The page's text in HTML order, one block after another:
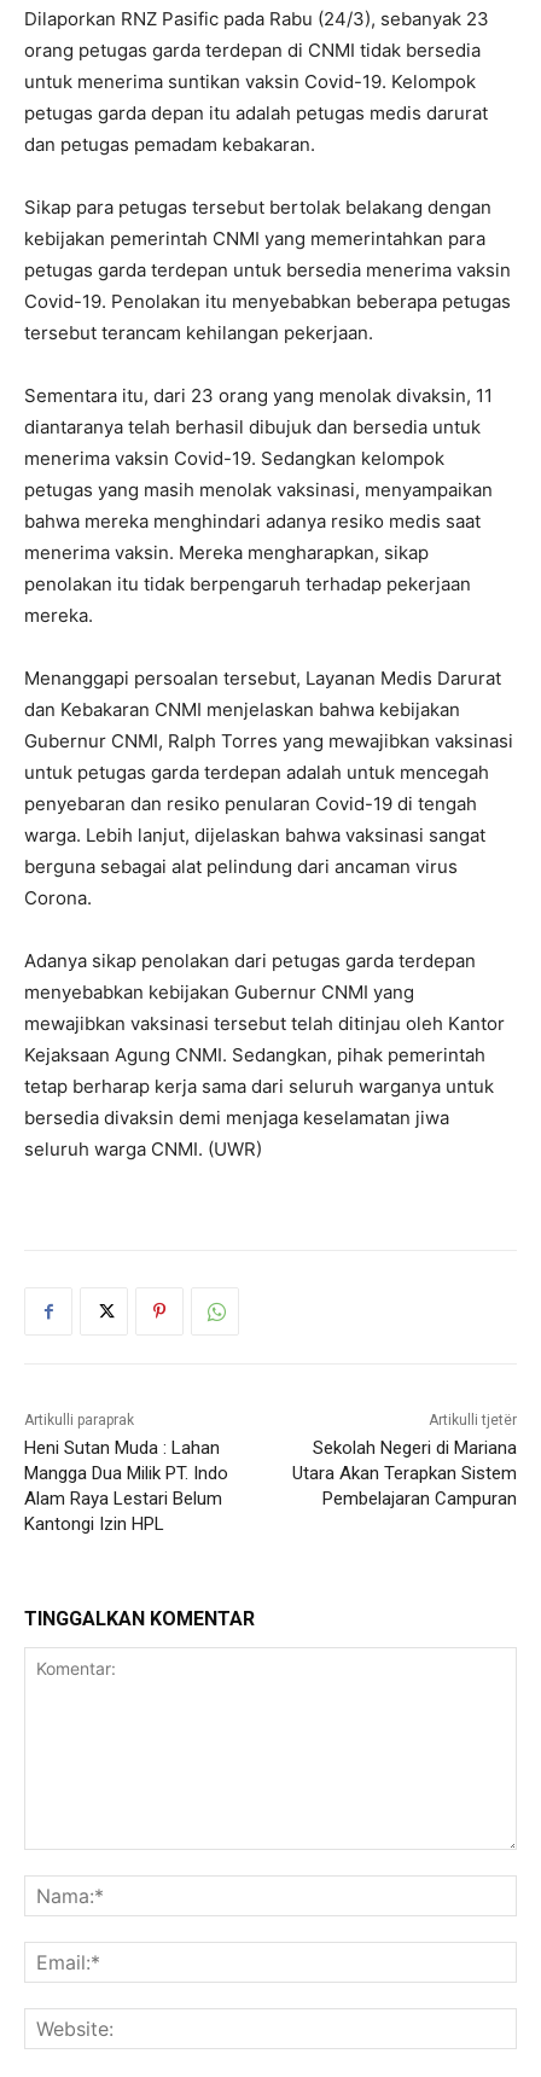
Dilaporkan RNZ Pasific pada Rabu (24/3), sebanyak 23
orang petugas garda terdepan di CNMI tidak bersedia
untuk menerima suntikan vaksin Covid-19. Kelompok
petugas garda depan itu adalah petugas medis darurat
dan petugas pemadam kebakaran.
Sikap para petugas tersebut bertolak belakang dengan
kebijakan pemerintah CNMI yang memerintahkan para
petugas garda terdepan untuk bersedia menerima vaksin
Covid-19. Penolakan itu menyebabkan beberapa petugas
tersebut terancam kehilangan pekerjaan.
Sementara itu, dari 23 orang yang menolak divaksin, 11
diantaranya telah berhasil dibujuk dan bersedia untuk
menerima vaksin Covid-19. Sedangkan kelompok
petugas yang masih menolak vaksinasi, menyampaikan
bahwa mereka menghindari adanya resiko medis saat
menerima vaksin. Mereka mengharapkan, sikap
penolakan itu tidak berpengaruh terhadap pekerjaan
mereka.
Menanggapi persoalan tersebut, Layanan Medis Darurat
dan Kebakaran CNMI menjelaskan bahwa kebijakan
Gubernur CNMI, Ralph Torres yang mewajibkan vaksinasi
untuk petugas garda terdepan adalah untuk mencegah
penyebaran dan resiko penularan Covid-19 di tengah
warga. Lebih lanjut, dijelaskan bahwa vaksinasi sangat
berguna sebagai alat pelindung dari ancaman virus
Corona.
Adanya sikap penolakan dari petugas garda terdepan
menyebabkan kebijakan Gubernur CNMI yang
mewajibkan vaksinasi tersebut telah ditinjau oleh Kantor
Kejaksaan Agung CNMI. Sedangkan, pihak pemerintah
tetap berharap kerja sama dari seluruh warganya untuk
bersedia divaksin demi menjaga keselamatan jiwa
seluruh warga CNMI. (UWR)
Artikulli paraprak
Heni Sutan Muda : Lahan
Mangga Dua Milik PT. Indo
Alam Raya Lestari Belum
Kantongi Izin HPL
Artikulli tjetër
Sekolah Negeri di Mariana
Utara Akan Terapkan Sistem
Pembelajaran Campuran
TINGGALKAN KOMENTAR